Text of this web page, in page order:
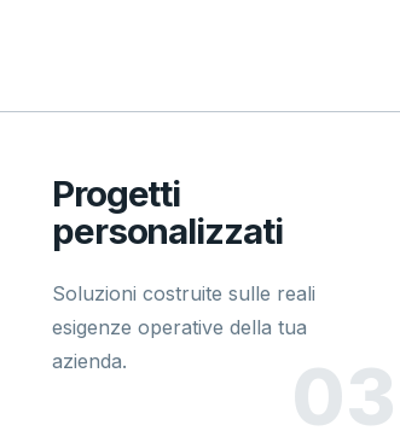
Progetti
personalizzati
Soluzioni costruite sulle reali
esigenze operative della tua
azienda.